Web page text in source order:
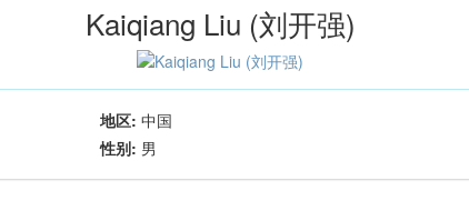
Kaiqiang Liu (刘开强)
地区: 中国
性别: 男